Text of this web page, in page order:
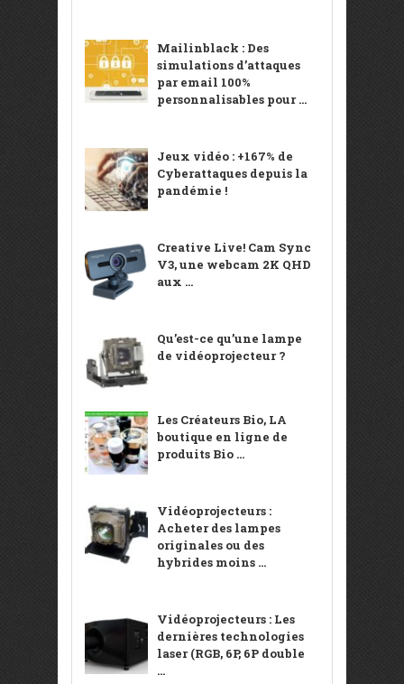
Mailinblack : Des
simulations d’attaques
par email 100%
personnalisables pour ...
Jeux vidéo : +167% de
Cyberattaques depuis la
pandémie !
Creative Live! Cam Sync
V3, une webcam 2K QHD
aux ...
Qu’est-ce qu’une lampe
de vidéoprojecteur ?
Les Créateurs Bio, LA
boutique en ligne de
produits Bio ...
Vidéoprojecteurs :
Acheter des lampes
originales ou des
hybrides moins ...
Vidéoprojecteurs : Les
dernières technologies
laser (RGB, 6P, 6P double
...